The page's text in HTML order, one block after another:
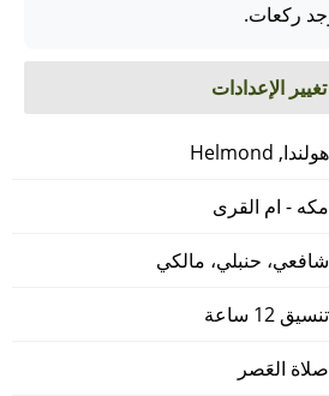
ركعات.
تغيير الإعدادات
هولندا, Helmond
مكه - ام القرى
شافعي، حنبلي، مالكي
تنسيق 12 ساعة
صلاة العَصر